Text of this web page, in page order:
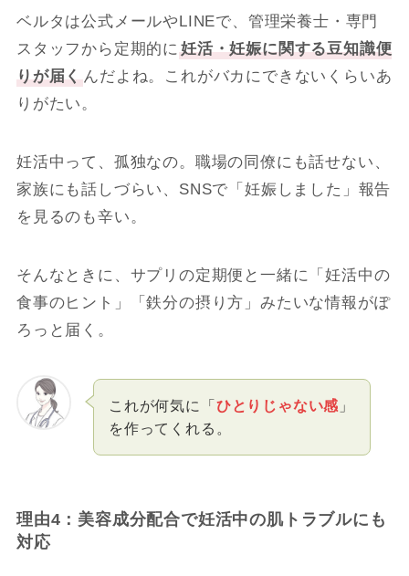
ベルタは公式メールやLINEで、管理栄養士・専門
スタッフから定期的に 妊活・妊娠に関する豆知識便
りが届く んだよね。これがバカにできないくらいあ
りがたい。
妊活中って、孤独なの。職場の同僚にも話せない、
家族にも話しづらい、SNSで「妊娠しました」報告
を見るのも辛い。
そんなときに、サプリの定期便と一緒に「妊活中の
食事のヒント」「鉄分の摂り方」みたいな情報がぽ
ろっと届く。
これが何気に「ひとりじゃない感 」
を作ってくれる。
理由4：美容成分配合で妊活中の肌トラブルにも
対応